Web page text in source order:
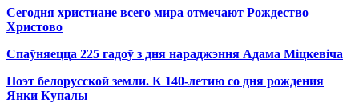
Сегодня христиане всего мира отмечают Рождество
Христово
Спаўняецца 225 гадоў з дня нараджэння Адама Міцкевіча
Поэт белорусской земли. К 140-летию со дня рождения
Янки Купалы